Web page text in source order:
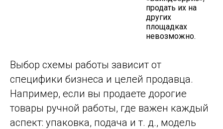
продать их на
других
площадках
невозможно.
Выбор схемы работы зависит от
специфики бизнеса и целей продавца.
Например, если вы продаете дорогие
товары ручной работы, где важен каждый
аспект: упаковка, подача и т. д., модель